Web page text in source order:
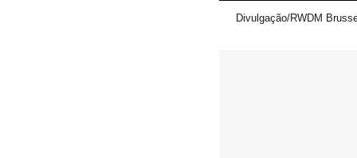
Divulgação/RWDM